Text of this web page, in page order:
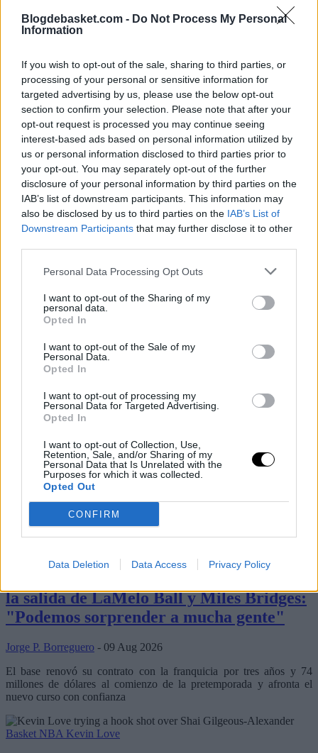
Blogdebasket.com - Do Not Process My Personal
Information
If you wish to opt-out of the sale, sharing to third parties, or
processing of your personal or sensitive information for
targeted advertising by us, please use the below opt-out
section to confirm your selection. Please note that after your
opt-out request is processed you may continue seeing
interest-based ads based on personal information utilized by
us or personal information disclosed to third parties prior to
your opt-out. You may separately opt-out of the further
disclosure of your personal information by third parties on the
IAB’s list of downstream participants. This information may
also be disclosed by us to third parties on the IAB’s List of
Downstream Participants that may further disclose it to other
Personal Data Processing Opt Outs
I want to opt-out of the Sharing of my
personal data.
Opted In
I want to opt-out of the Sale of my
Personal Data.
Opted In
I want to opt-out of processing my
Personal Data for Targeted Advertising.
Opted In
I want to opt-out of Collection, Use,
Retention, Sale, and/or Sharing of my
Personal Data that Is Unrelated with the
Purposes for which it was collected.
Opted Out
CONFIRM
Data Deletion Data Access Privacy Policy
que también cayeron derrotados en el Staples Center, son muy
distintas ahora que no está Kobe Bryant y tienen a Luke Walton
como entrenador.
Hace unas semanas, Greeelogiaba a Julius Randle,quien fue el
mejor del partido el sábado, con 20 puntos y 14 rebotes."Puede
llegar a ser mejor que yo".
Últimos artículos
la salida de LaMelo Ball y Miles Bridges:
"Podemos sorprender a mucha gente"
Jorge P. Borreguero - 09 Aug 2026
El base renovó su contrato con la franquicia por tres años y 74
millones de dólares al comienzo de la pretemporada y afronta el
nuevo curso con confianza
Basket NBA Kevin Love